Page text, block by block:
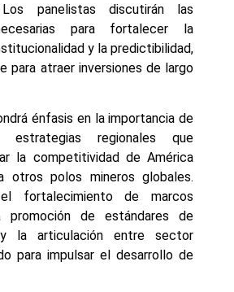
Los panelistas discutirán las
para fortalecer la
y la predictibilidad,
para atraer inversiones de largo
énfasis en la importancia de
estrategias regionales que
la competitividad de América
otros polos mineros globales.
fortalecimiento de marcos
promoción de estándares de
y la articulación entre sector
para impulsar el desarrollo de